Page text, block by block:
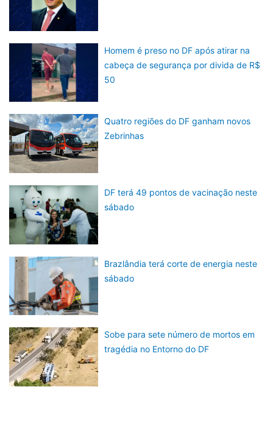
Homem é preso no DF após atirar na
cabeça de segurança por divida de R$
50
Quatro regiões do DF ganham novos
Zebrinhas
DF terá 49 pontos de vacinação neste
sábado
Brazlândia terá corte de energia neste
sábado
Sobe para sete número de mortos em
tragédia no Entorno do DF